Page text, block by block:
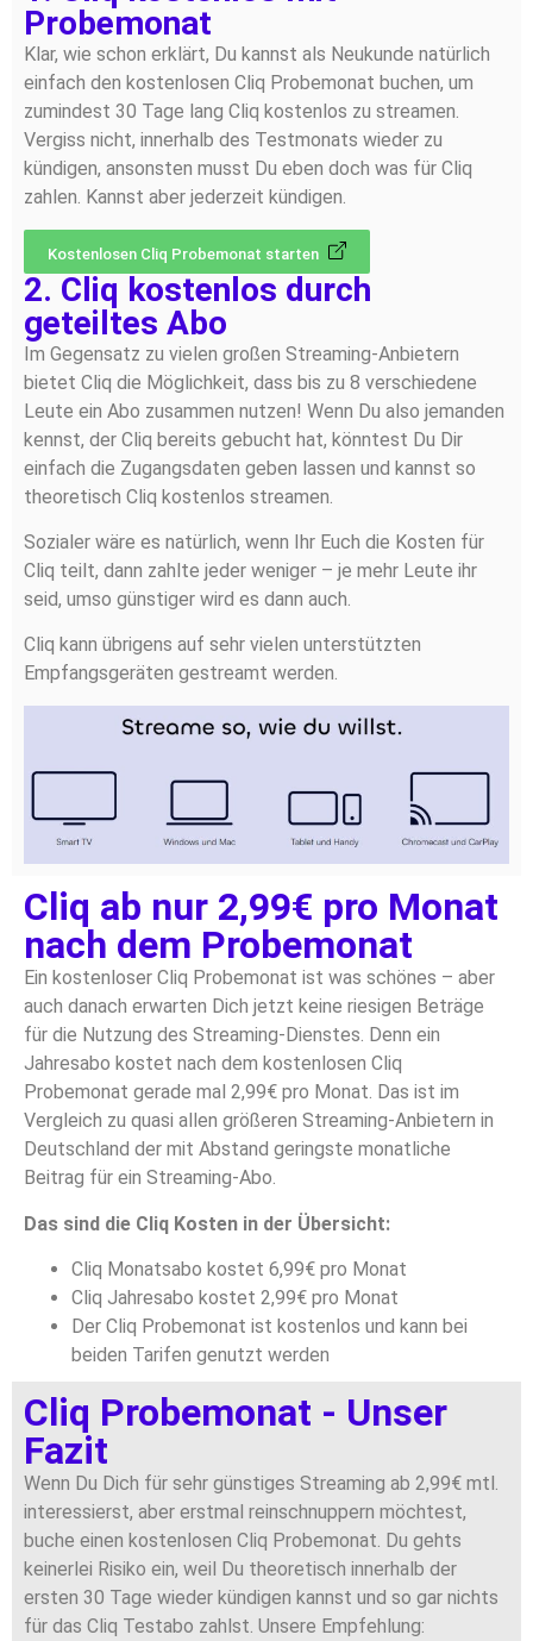
Probemonat
Klar, wie schon erklärt, Du kannst als Neukunde natürlich
einfach den kostenlosen Cliq Probemonat buchen, um
zumindest 30 Tage lang Cliq kostenlos zu streamen.
Vergiss nicht, innerhalb des Testmonats wieder zu
kündigen, ansonsten musst Du eben doch was für Cliq
zahlen. Kannst aber jederzeit kündigen.
Kostenlosen Cliq Probemonat starten
2. Cliq kostenlos durch
geteiltes Abo
Im Gegensatz zu vielen großen Streaming-Anbietern
bietet Cliq die Möglichkeit, dass bis zu 8 verschiedene
Leute ein Abo zusammen nutzen! Wenn Du also jemanden
kennst, der Cliq bereits gebucht hat, könntest Du Dir
einfach die Zugangsdaten geben lassen und kannst so
theoretisch Cliq kostenlos streamen.
Sozialer wäre es natürlich, wenn Ihr Euch die Kosten für
Cliq teilt, dann zahlte jeder weniger – je mehr Leute ihr
seid, umso günstiger wird es dann auch.
Cliq kann übrigens auf sehr vielen unterstützten
Empfangsgeräten gestreamt werden.
Cliq ab nur 2,99€ pro Monat
nach dem Probemonat
Ein kostenloser Cliq Probemonat ist was schönes – aber
auch danach erwarten Dich jetzt keine riesigen Beträge
für die Nutzung des Streaming-Dienstes. Denn ein
Jahresabo kostet nach dem kostenlosen Cliq
Probemonat gerade mal 2,99€ pro Monat. Das ist im
Vergleich zu quasi allen größeren Streaming-Anbietern in
Deutschland der mit Abstand geringste monatliche
Beitrag für ein Streaming-Abo.
Das sind die Cliq Kosten in der Übersicht:
Cliq Monatsabo kostet 6,99€ pro Monat
Cliq Jahresabo kostet 2,99€ pro Monat
Der Cliq Probemonat ist kostenlos und kann bei
beiden Tarifen genutzt werden
Cliq Probemonat - Unser
Fazit
Wenn Du Dich für sehr günstiges Streaming ab 2,99€ mtl.
interessierst, aber erstmal reinschnuppern möchtest,
buche einen kostenlosen Cliq Probemonat. Du gehts
keinerlei Risiko ein, weil Du theoretisch innerhalb der
ersten 30 Tage wieder kündigen kannst und so gar nichts
für das Cliq Testabo zahlst. Unsere Empfehlung: